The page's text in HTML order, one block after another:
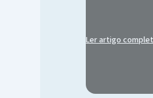
Ler artigo